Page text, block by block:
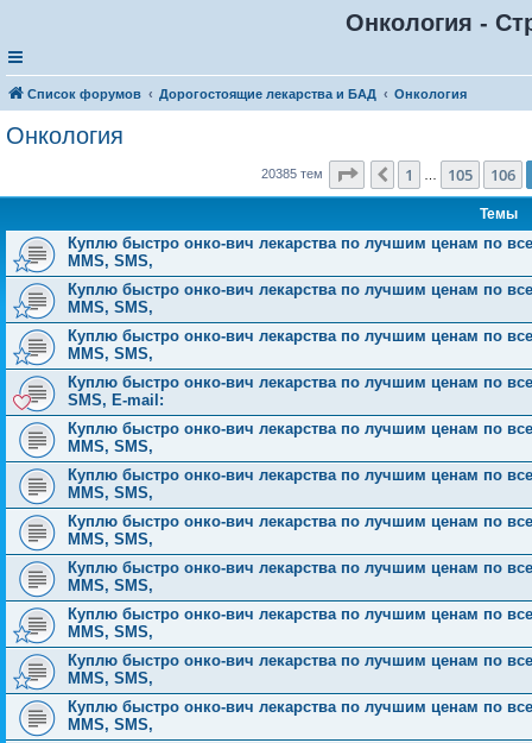
Онкология -
Список форумов Дорогостоящие лекарства и БАД Онкология
Онкология
20385 тем Страница 107из 816
Пред.
1 105 106
Темы
Куплю быстро онко-вич лекарства по лучшим ценам по
MMS, SMS,
Куплю быстро онко-вич лекарства по лучшим ценам по
MMS, SMS,
Куплю быстро онко-вич лекарства по лучшим ценам по
MMS, SMS,
Куплю быстро онко-вич лекарства по лучшим ценам по
SMS, E-mail:
Куплю быстро онко-вич лекарства по лучшим ценам по
MMS, SMS,
Куплю быстро онко-вич лекарства по лучшим ценам по
MMS, SMS,
Куплю быстро онко-вич лекарства по лучшим ценам по
MMS, SMS,
Куплю быстро онко-вич лекарства по лучшим ценам по
MMS, SMS,
Куплю быстро онко-вич лекарства по лучшим ценам по
MMS, SMS,
Куплю быстро онко-вич лекарства по лучшим ценам по
MMS, SMS,
Куплю быстро онко-вич лекарства по лучшим ценам по
MMS, SMS,